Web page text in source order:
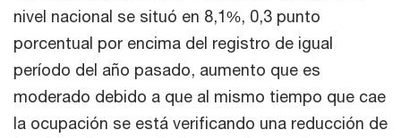
nivel nacional se situó en 8,1%, 0,3 punto
porcentual por encima del registro de igual
período del año pasado, aumento que es
moderado debido a que al mismo tiempo que cae
la ocupación se está verificando una reducción de